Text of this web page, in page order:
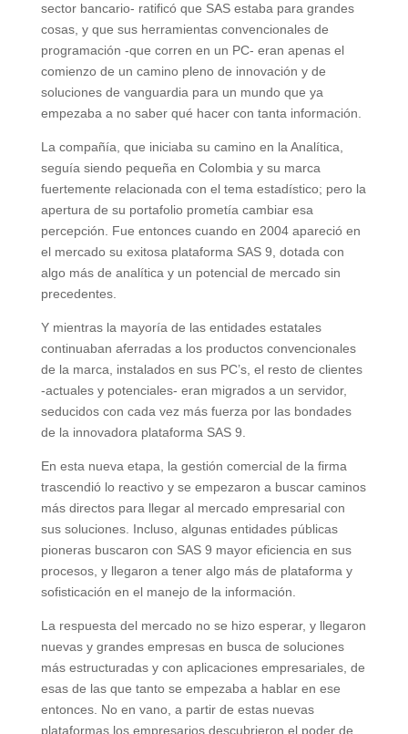
sector bancario- ratificó que SAS estaba para grandes
cosas, y que sus herramientas convencionales de
programación -que corren en un PC- eran apenas el
comienzo de un camino pleno de innovación y de
soluciones de vanguardia para un mundo que ya
empezaba a no saber qué hacer con tanta información.
La compañía, que iniciaba su camino en la Analítica,
seguía siendo pequeña en Colombia y su marca
fuertemente relacionada con el tema estadístico; pero la
apertura de su portafolio prometía cambiar esa
percepción. Fue entonces cuando en 2004 apareció en
el mercado su exitosa plataforma SAS 9, dotada con
algo más de analítica y un potencial de mercado sin
precedentes.
Y mientras la mayoría de las entidades estatales
continuaban aferradas a los productos convencionales
de la marca, instalados en sus PC’s, el resto de clientes
-actuales y potenciales- eran migrados a un servidor,
seducidos con cada vez más fuerza por las bondades
de la innovadora plataforma SAS 9.
En esta nueva etapa, la gestión comercial de la firma
trascendió lo reactivo y se empezaron a buscar caminos
más directos para llegar al mercado empresarial con
sus soluciones. Incluso, algunas entidades públicas
pioneras buscaron con SAS 9 mayor eficiencia en sus
procesos, y llegaron a tener algo más de plataforma y
sofisticación en el manejo de la información.
La respuesta del mercado no se hizo esperar, y llegaron
nuevas y grandes empresas en busca de soluciones
más estructuradas y con aplicaciones empresariales, de
esas de las que tanto se empezaba a hablar en ese
entonces. No en vano, a partir de estas nuevas
plataformas los empresarios descubrieron el poder de